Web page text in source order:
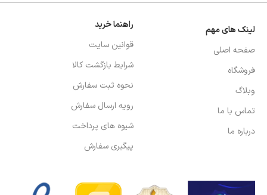
لینک های مهم
صفحه اصلی
فروشگاه
وبلاگ
تماس با ما
درباره ما
راهنما خرید
قوانین سایت
شرایط بازگشت کالا
نحوه ثبت سفارش
رویه ارسال سفارش
شیوه های پرداخت
پیگیری سفارش